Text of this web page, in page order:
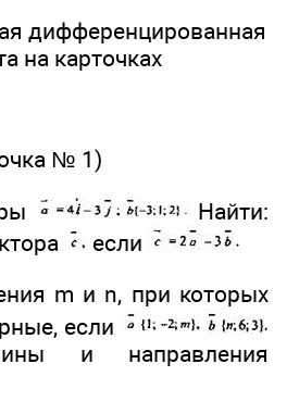
дифференцированная
на карточках
№ 1)
Найти:
если
m и n, при которых
если
и направления